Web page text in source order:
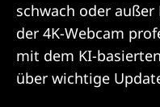
schwach oder
der 4K-Webcam
mit dem KI-
über wichtige